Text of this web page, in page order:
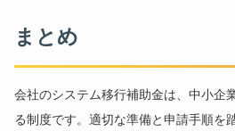
まとめ
会社のシステム移行補助金は、中小企
る制度です。適切な準備と申請手順を